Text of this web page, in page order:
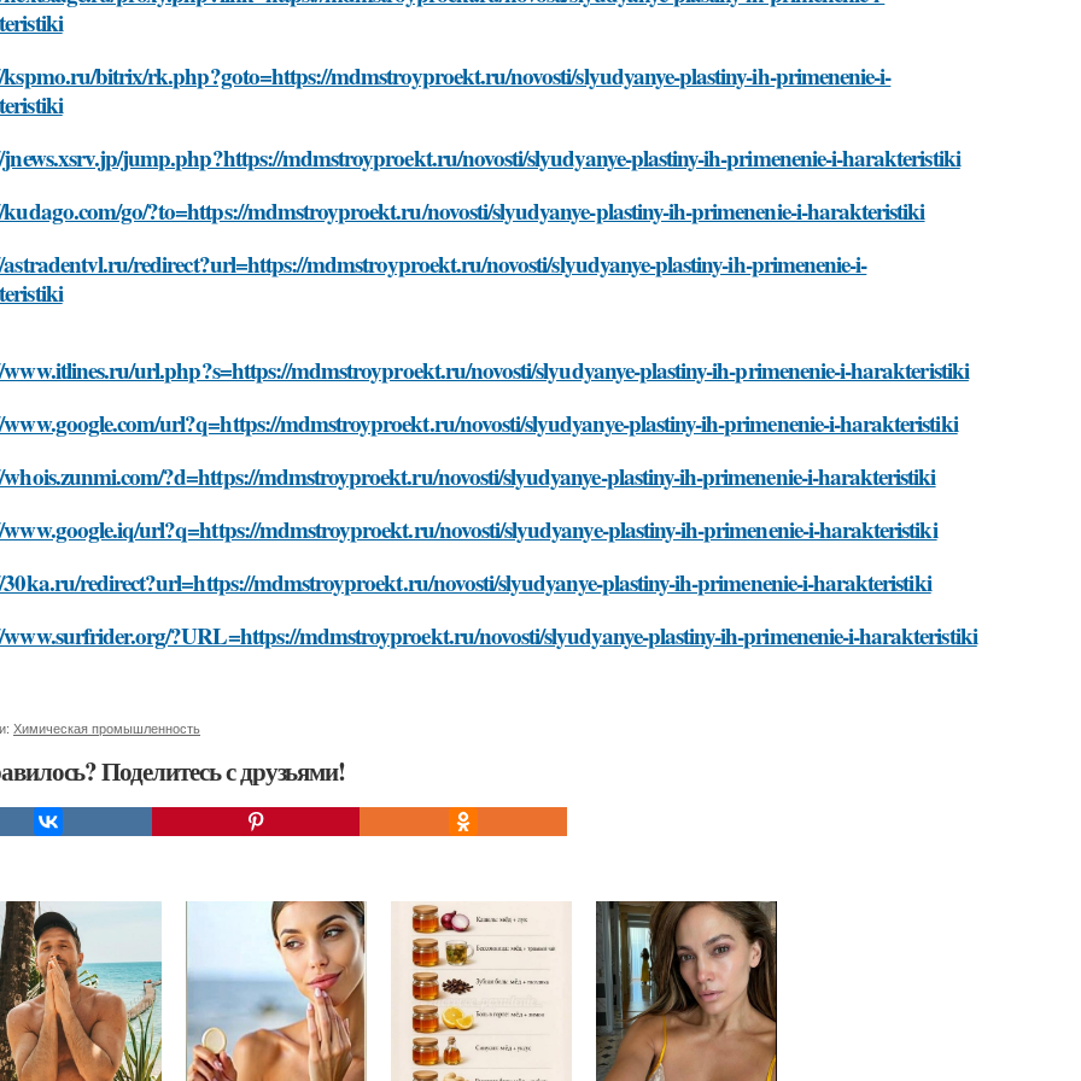
bitrix/rk.php?goto=https://mdmstroyproekt.ru/novosti/slyudyanye-plastiny-ih-primenenie-i-
jump.php?https://mdmstroyproekt.ru/novosti/slyudyanye-plastiny-ih-primenenie-i-harakteristiki
go/?to=https://mdmstroyproekt.ru/novosti/slyudyanye-plastiny-ih-primenenie-i-harakteristiki
redirect?url=https://mdmstroyproekt.ru/novosti/slyudyanye-plastiny-ih-primenenie-i-
url.php?s=https://mdmstroyproekt.ru/novosti/slyudyanye-plastiny-ih-primenenie-i-harakteristiki
url?q=https://mdmstroyproekt.ru/novosti/slyudyanye-plastiny-ih-primenenie-i-harakteristiki
?d=https://mdmstroyproekt.ru/novosti/slyudyanye-plastiny-ih-primenenie-i-harakteristiki
url?q=https://mdmstroyproekt.ru/novosti/slyudyanye-plastiny-ih-primenenie-i-harakteristiki
redirect?url=https://mdmstroyproekt.ru/novosti/slyudyanye-plastiny-ih-primenenie-i-harakteristiki
?URL=https://mdmstroyproekt.ru/novosti/slyudyanye-plastiny-ih-primenenie-i-harakteristiki
Химическая промышленность
Поделитесь с друзьями!